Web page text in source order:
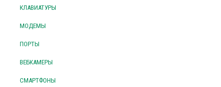
КЛАВИАТУРЫ
МОДЕМЫ
ПОРТЫ
ВЕБКАМЕРЫ
СМАРТФОНЫ